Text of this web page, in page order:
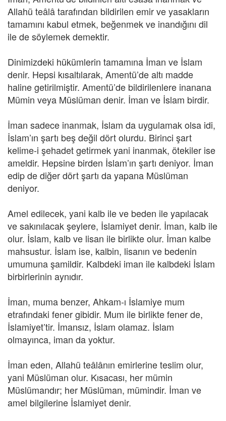
Allahü teâlâ tarafından bildirilen emir ve yasakların
tamamını kabul etmek, beğenmek ve inandığını dil
ile de söylemek demektir.
Dinimizdeki hükümlerin tamamına İman ve İslam
denir. Hepsi kısaltılarak, Amentü’de altı madde
haline getirilmiştir. Amentü’de bildirilenlere inanana
Mümin veya Müslüman denir. İman ve İslam birdir.
İman sadece inanmak, İslam da uygulamak olsa idi,
İslam’ın şartı beş değil dört olurdu. Birinci şart
kelime-i şehadet getirmek yani inanmak, ötekiler ise
ameldir. Hepsine birden İslam’ın şartı deniyor. İman
edip de diğer dört şartı da yapana Müslüman
deniyor.
Amel edilecek, yani kalb ile ve beden ile yapılacak
ve sakınılacak şeylere, İslamiyet denir. İman, kalb ile
olur. İslam, kalb ve lisan ile birlikte olur. İman kalbe
mahsustur. İslam ise, kalbin, lisanın ve bedenin
umumuna şamildir. Kalbdeki iman ile kalbdeki İslam
birbirlerinin aynıdır.
İman, muma benzer, Ahkam-ı İslamiye mum
etrafındaki fener gibidir. Mum ile birlikte fener de,
İslamiyet’tir. İmansız, İslam olamaz. İslam
olmayınca, iman da yoktur.
İman eden, Allahü teâlânın emirlerine teslim olur,
yani Müslüman olur. Kısacası, her mümin
Müslümandır; her Müslüman, mümindir. İman ve
amel bilgilerine İslamiyet denir.